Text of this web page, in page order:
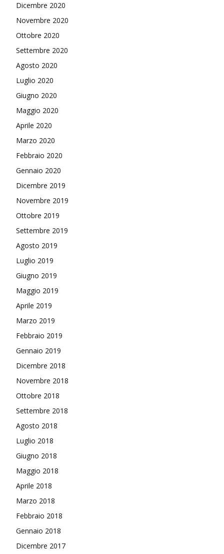
Dicembre 2020
Novembre 2020
Ottobre 2020
Settembre 2020
Agosto 2020
Luglio 2020
Giugno 2020
Maggio 2020
Aprile 2020
Marzo 2020
Febbraio 2020
Gennaio 2020
Dicembre 2019
Novembre 2019
Ottobre 2019
Settembre 2019
Agosto 2019
Luglio 2019
Giugno 2019
Maggio 2019
Aprile 2019
Marzo 2019
Febbraio 2019
Gennaio 2019
Dicembre 2018
Novembre 2018
Ottobre 2018
Settembre 2018
Agosto 2018
Luglio 2018
Giugno 2018
Maggio 2018
Aprile 2018
Marzo 2018
Febbraio 2018
Gennaio 2018
Dicembre 2017